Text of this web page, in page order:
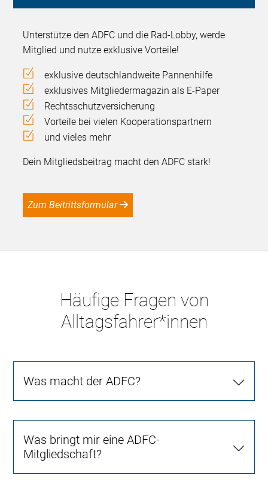
Unterstütze den ADFC und die Rad-Lobby, werde
Mitglied und nutze exklusive Vorteile!
exklusive deutschlandweite Pannenhilfe
exklusives Mitgliedermagazin als E-Paper
Rechtsschutzversicherung
Vorteile bei vielen Kooperationspartnern
und vieles mehr
Dein Mitgliedsbeitrag macht den ADFC stark!
Zum Beitrittsformular
Häufige Fragen von
Alltagsfahrer*innen
Was macht der ADFC?
Was bringt mir eine ADFC-
Mitgliedschaft?